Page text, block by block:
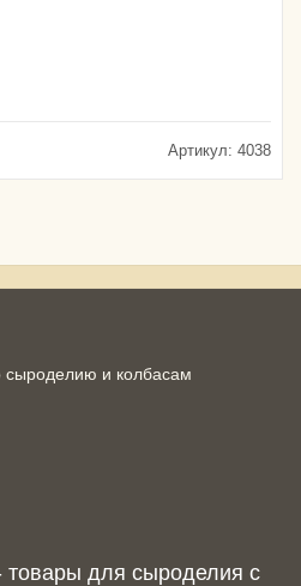
Артикул: 4038
и колбасам
для сыроделия с